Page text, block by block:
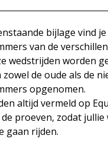
bijlage vind je
van de
wedstrijden worden
de oude als de
opgenomen.
altijd vermeld op
proeven, zodat jullie
gaan rijden.